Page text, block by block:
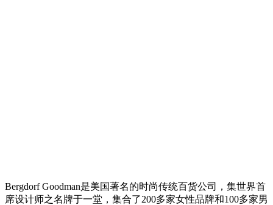
Bergdorf Goodman是美国著名的时尚传统百货公司，集世界首
席设计师之名牌于一堂，集合了200多家女性品牌和100多家男